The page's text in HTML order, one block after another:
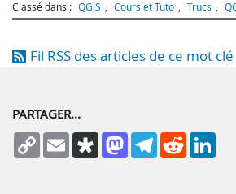
Classé dans : QGIS , Cours et Tuto , Trucs ,
Fil RSS des articles de ce mot clé
PARTAGER...
Copy
Link
Email DiasporaMastodonTelegram
Reddit